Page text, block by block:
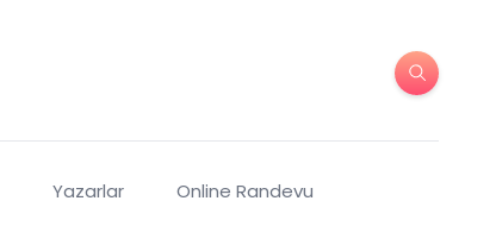
Yazarlar Online Randevu